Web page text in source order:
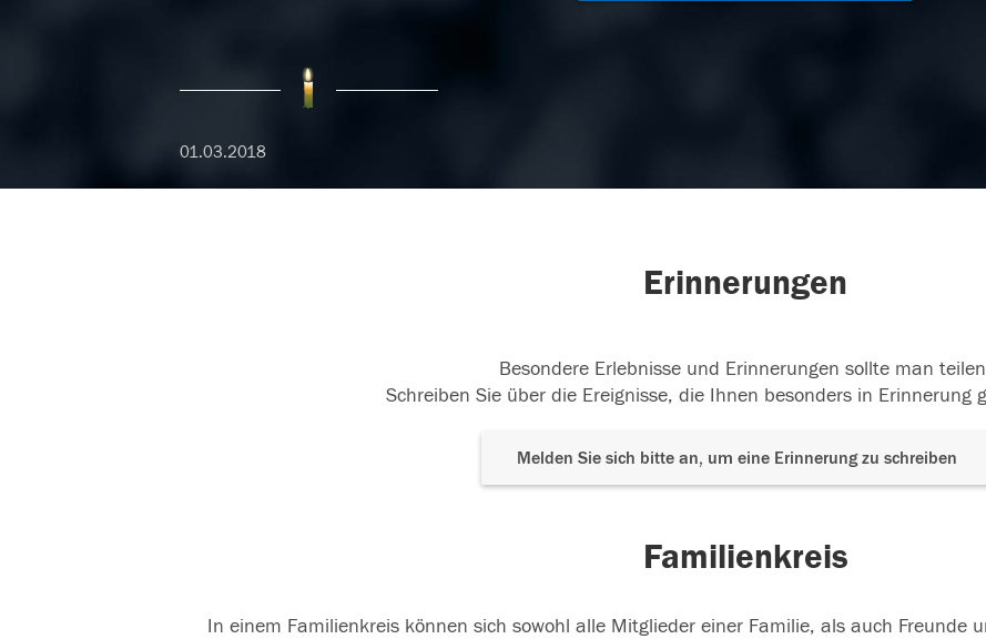
01.03.2018
Erinnerungen
Besondere Erlebnisse und Erinnerungen sollte man
Schreiben Sie über die Ereignisse, die Ihnen besonders in Erinnerung
Melden Sie sich bitte an, um eine Erinnerung zu schreiben
Familienkreis
In einem Familienkreis können sich sowohl alle Mitglieder einer Familie, als auch Freunde